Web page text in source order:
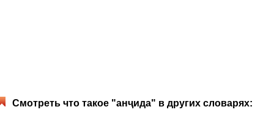
Смотреть что такое "анҷида" в других словарях: